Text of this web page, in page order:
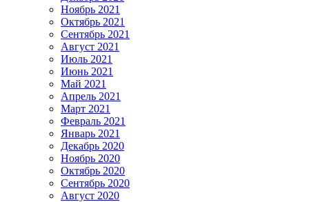
Ноябрь 2021
Октябрь 2021
Сентябрь 2021
Август 2021
Июль 2021
Июнь 2021
Май 2021
Апрель 2021
Март 2021
Февраль 2021
Январь 2021
Декабрь 2020
Ноябрь 2020
Октябрь 2020
Сентябрь 2020
Август 2020